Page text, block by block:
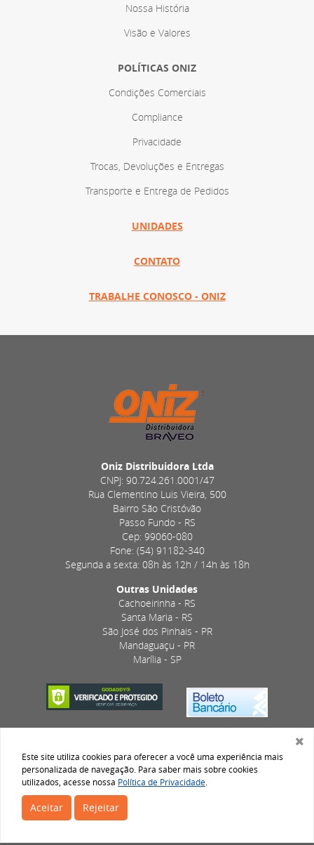
Nossa História
Visão e Valores
POLÍTICAS ONIZ
Condições Comerciais
Compliance
Privacidade
Trocas, Devoluções e Entregas
Transporte e Entrega de Pedidos
UNIDADES
CONTATO
TRABALHE CONOSCO - ONIZ
Oniz Distribuidora Ltda
CNPJ: 90.724.261.0001/47
Rua Clementino Luis Vieira, 500
Bairro São Cristóvão
Passo Fundo - RS
Cep: 99060-080
Fone: (54) 91182-340
Segunda a sexta: 08h às 12h / 14h às 18h
Outras Unidades
Cachoeirinha - RS
Santa Maria - RS
São José dos Pinhais - PR
Mandaguaçu - PR
Marília - SP
DESENVOLVIDO POR
Venda sujeita à disponibilidade de estoque no dia da entrega. Em caso de falta de algum
Este site utiliza cookies para oferecer a você uma experiência mais
personalizada de navegação. Para saber mais sobre cookies
utilizados, acesse nossa Política de Privacidade
Aceitar Rejeitar